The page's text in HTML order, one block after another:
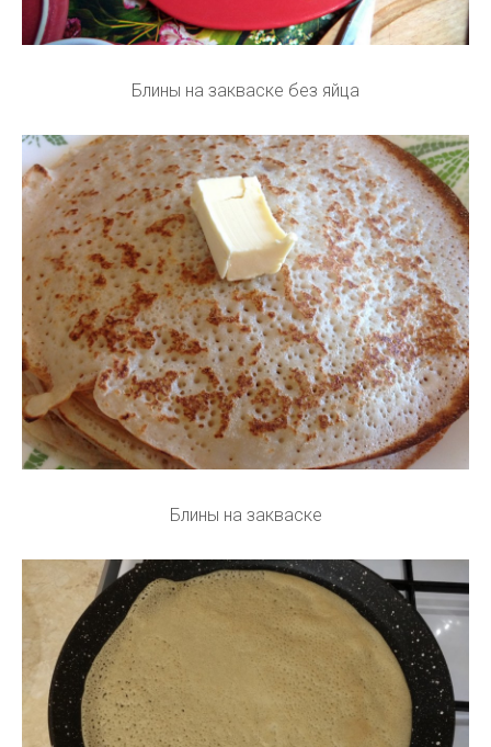
Блины на закваске без яйца
Блины на закваске